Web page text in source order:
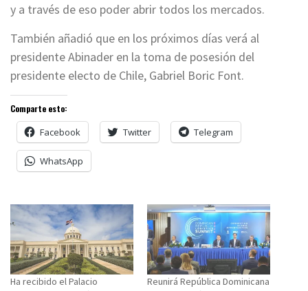
y a través de eso poder abrir todos los mercados.
También añadió que en los próximos días verá al
presidente Abinader en la toma de posesión del
presidente electo de Chile, Gabriel Boric Font.
Comparte esto:
Facebook Twitter Telegram
WhatsApp
Ha recibido el Palacio
Reunirá República Dominicana